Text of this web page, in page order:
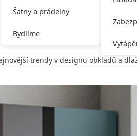
Šatny a prádelny
Bydlíme
trendy v designu obkladů a